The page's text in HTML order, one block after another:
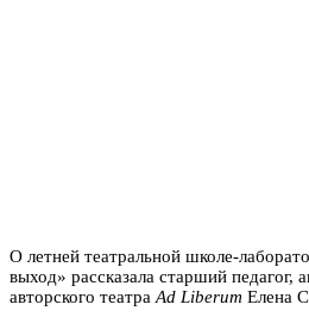
О летней театральной школе-
выход» рассказала старший педагог,
авторского театра Ad Liberum Елена